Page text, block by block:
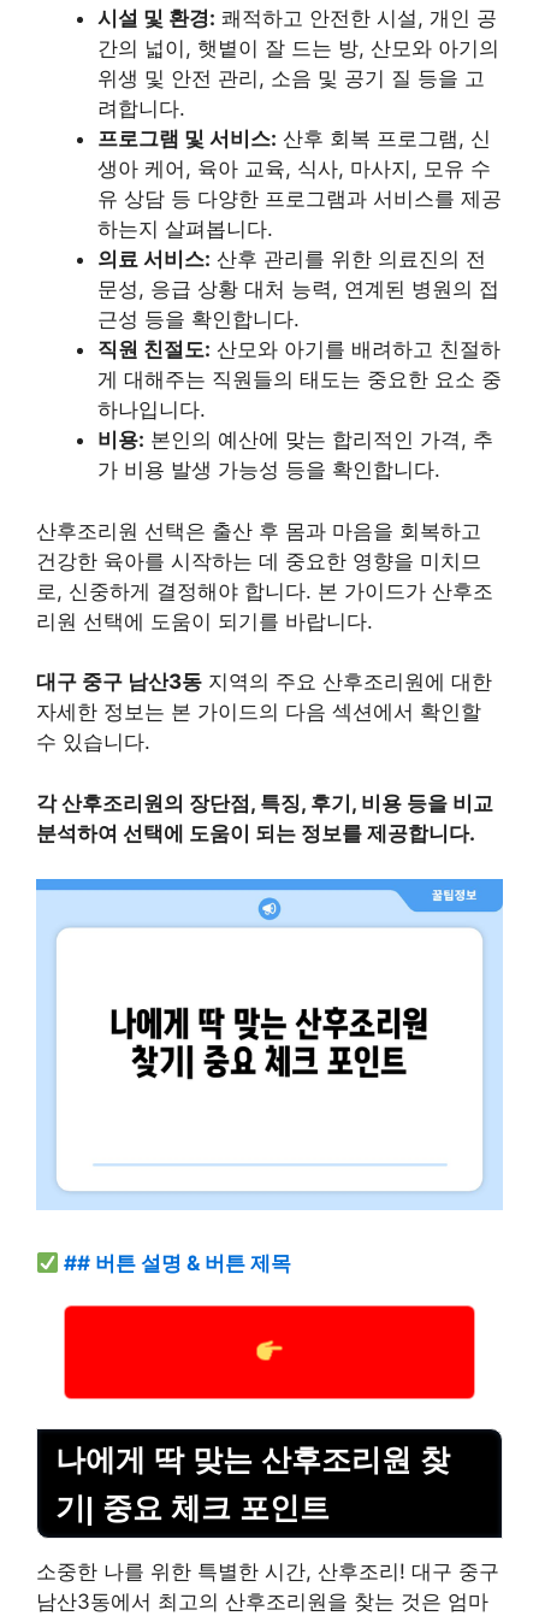
시설 및 환경: 쾌적하고 안전한 시설, 개인 공
간의 넓이, 햇볕이 잘 드는 방, 산모와 아기의
위생 및 안전 관리, 소음 및 공기 질 등을 고
려합니다.
프로그램 및 서비스: 산후 회복 프로그램, 신
생아 케어, 육아 교육, 식사, 마사지, 모유 수
유 상담 등 다양한 프로그램과 서비스를 제공
하는지 살펴봅니다.
의료 서비스: 산후 관리를 위한 의료진의 전
문성, 응급 상황 대처 능력, 연계된 병원의 접
근성 등을 확인합니다.
직원 친절도: 산모와 아기를 배려하고 친절하
게 대해주는 직원들의 태도는 중요한 요소 중
하나입니다.
비용: 본인의 예산에 맞는 합리적인 가격, 추
가 비용 발생 가능성 등을 확인합니다.
산후조리원 선택은 출산 후 몸과 마음을 회복하고
건강한 육아를 시작하는 데 중요한 영향을 미치므
로, 신중하게 결정해야 합니다. 본 가이드가 산후조
리원 선택에 도움이 되기를 바랍니다.
대구 중구 남산3동 지역의 주요 산후조리원에 대한
자세한 정보는 본 가이드의 다음 섹션에서 확인할
수 있습니다.
각 산후조리원의 장단점, 특징, 후기, 비용 등을 비교
분석하여 선택에 도움이 되는 정보를 제공합니다.
## 버튼 설명 & 버튼 제목
나에게 딱 맞는 산후조리원 찾
기| 중요 체크 포인트
소중한 나를 위한 특별한 시간, 산후조리! 대구 중구
남산3동에서 최고의 산후조리원을 찾는 것은 엄마